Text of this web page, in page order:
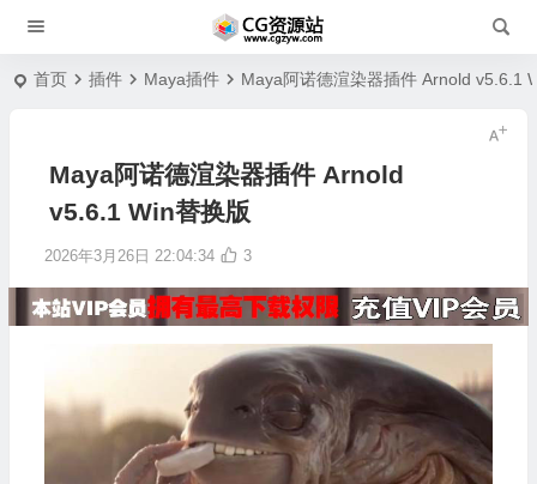
首页 插件 Maya插件 Maya阿诺德渲染器插件 Arnold v5.6.1
Maya阿诺德渲染器插件 Arnold
v5.6.1 Win替换版
2026年3月26日 22:04:34 3